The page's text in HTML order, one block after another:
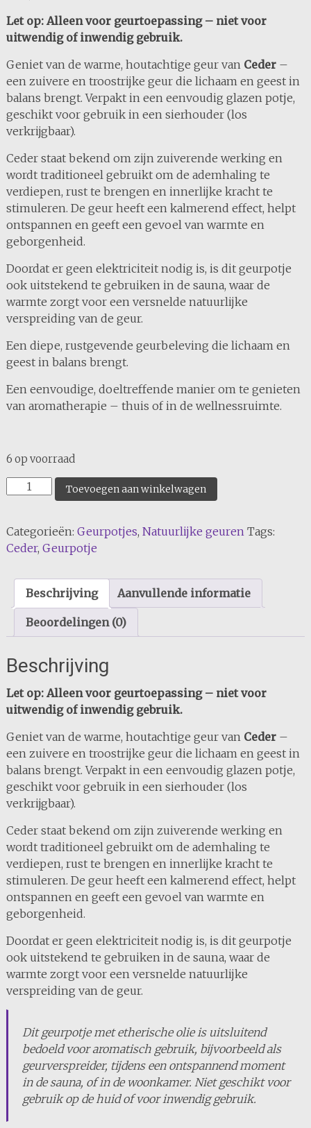
Let op: Alleen voor geurtoepassing – niet voor
uitwendig of inwendig gebruik.
Geniet van de warme, houtachtige geur van Ceder–
een zuivere en troostrijke geur die lichaam en geest in
balans brengt. Verpakt in een eenvoudig glazen potje,
geschikt voor gebruik in een sierhouder (los
verkrijgbaar).
Ceder staat bekend om zijn zuiverende werking en
wordt traditioneel gebruikt om de ademhaling te
verdiepen, rust te brengen en innerlijke kracht te
stimuleren. De geur heeft een kalmerend effect, helpt
ontspannen en geeft een gevoel van warmte en
geborgenheid.
Doordat er geen elektriciteit nodig is, is dit geurpotje
ook uitstekend te gebruiken in de sauna, waar de
warmte zorgt voor een versnelde natuurlijke
verspreiding van de geur.
Een diepe, rustgevende geurbeleving die lichaam en
geest in balans brengt.
Een eenvoudige, doeltreffende manier om te genieten
van aromatherapie – thuis of in de wellnessruimte.
6 op voorraad
Ceder
Toevoegen aan winkelwagen
Categorieën: Geurpotjes, Natuurlijke geuren Tags:
Ceder, Geurpotje
Beschrijving Aanvullende informatie
Beoordelingen (0)
Beschrijving
Let op: Alleen voor geurtoepassing – niet voor
uitwendig of inwendig gebruik.
Geniet van de warme, houtachtige geur van Ceder–
een zuivere en troostrijke geur die lichaam en geest in
balans brengt. Verpakt in een eenvoudig glazen potje,
geschikt voor gebruik in een sierhouder (los
verkrijgbaar).
Ceder staat bekend om zijn zuiverende werking en
wordt traditioneel gebruikt om de ademhaling te
verdiepen, rust te brengen en innerlijke kracht te
stimuleren. De geur heeft een kalmerend effect, helpt
ontspannen en geeft een gevoel van warmte en
geborgenheid.
Doordat er geen elektriciteit nodig is, is dit geurpotje
ook uitstekend te gebruiken in de sauna, waar de
warmte zorgt voor een versnelde natuurlijke
verspreiding van de geur.
Dit geurpotje met etherische olie is uitsluitend
bedoeld voor aromatisch gebruik, bijvoorbeeld als
geurverspreider, tijdens een ontspannend moment
in de sauna, of in de woonkamer. Niet geschikt voor
gebruik op de huid of voor inwendig gebruik.